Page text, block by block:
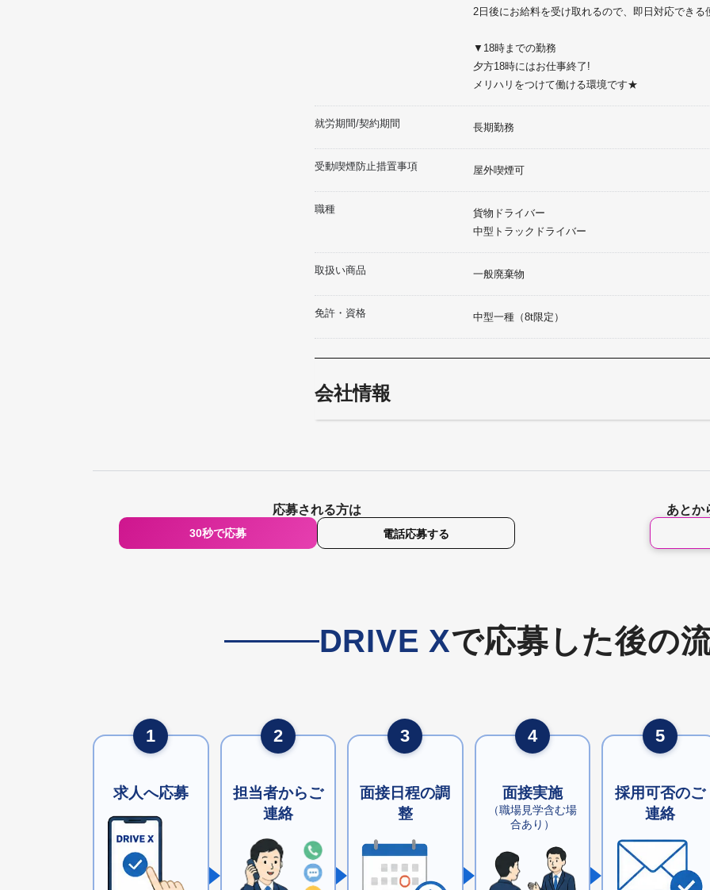
2日後にお給料を受け取れるので、即日対応できる
▼18時までの勤務
夕方18時にはお仕事終了!
メリハリをつけて働ける環境です★
就労期間/契約期間 長期勤務
受動喫煙防止措置事項 屋外喫煙可
職種
貨物ドライバー
中型トラックドライバー
取扱い商品 一般廃棄物
免許・資格 中型一種（8t限定）
会社情報
応募される方は
30秒で応募 電話応募する
あとか
DRIVE Xで応募した後の
1
求人へ応募
2
担当者からご
連絡
3
面接日程の調
整
4
面接実施
（職場見学含む場
合あり）
5
採用可否のご
連絡